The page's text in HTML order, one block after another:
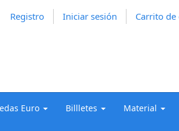
Registro Iniciar sesión Carrito
Euro Billletes Material